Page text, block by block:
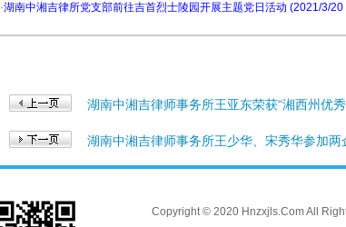
·湖南中湘吉律所党支部前往吉首烈士陵园开展主题党日活动 (2021/3/
湖南中湘吉律师事务所王亚东荣获“湘西州优
湖南中湘吉律师事务所王少华、宋秀华参加
Copyright © 2020 Hnzxjls.Com All